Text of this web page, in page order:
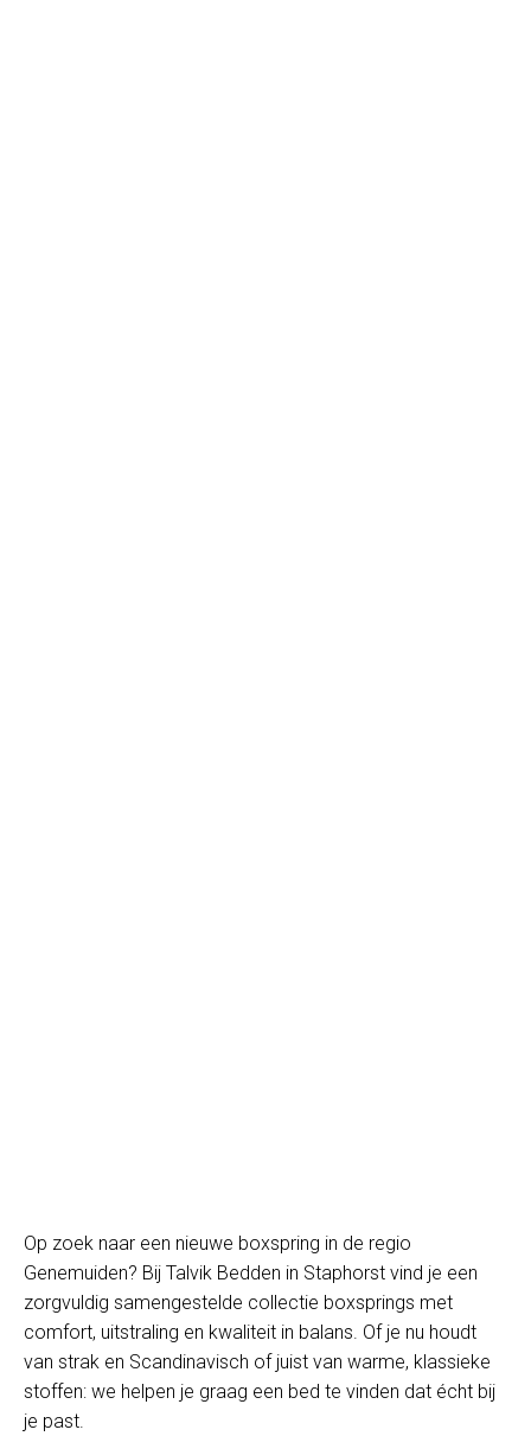
Op zoek naar een nieuwe boxspring in de regio
Genemuiden? Bij Talvik Bedden in Staphorst vind je een
zorgvuldig samengestelde collectie boxsprings met
comfort, uitstraling en kwaliteit in balans. Of je nu houdt
van strak en Scandinavisch of juist van warme, klassieke
stoffen: we helpen je graag een bed te vinden dat écht bij
je past.